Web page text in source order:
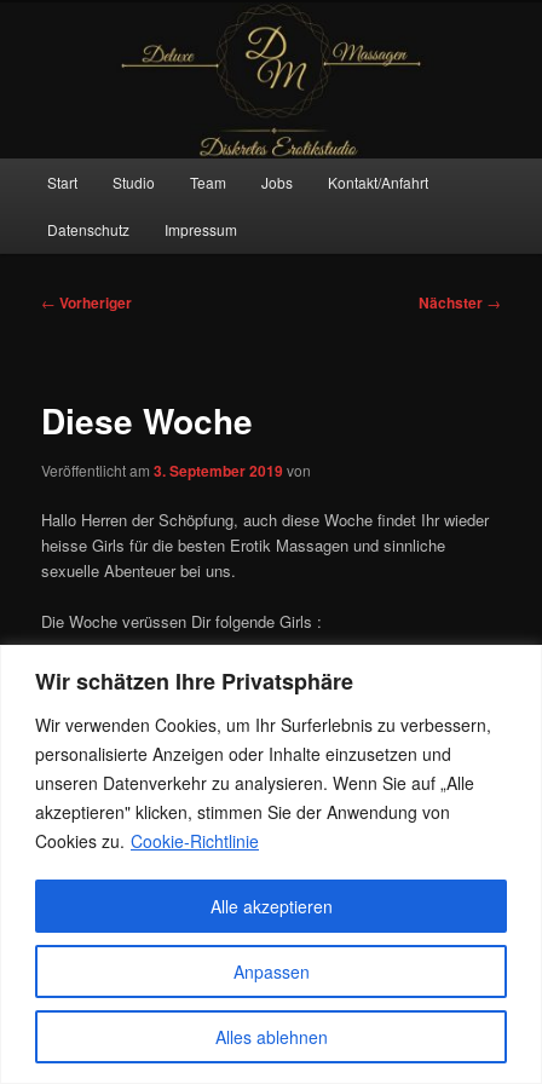
Wir schätzen Ihre Privatsphäre
Wir verwenden Cookies, um Ihr Surferlebnis zu verbessern,
personalisierte Anzeigen oder Inhalte einzusetzen und
unseren Datenverkehr zu analysieren. Wenn Sie auf „Alle
akzeptieren" klicken, stimmen Sie der Anwendung von
Cookies zu. Cookie-Richtlinie
Anpassen
Alles ablehnen
Alle akzeptieren
Deluxe Massagen And More
Start Studio Team Jobs Kontakt/Anfahrt
Datenschutz Impressum
Beitragsnavigation
← Vorheriger Nächster →
Diese Woche
Veröffentlicht am3. September 2019von
Hallo Herren der Schöpfung, auch diese Woche findet Ihr wieder
heisse Girls für die besten Erotik Massagen und sinnliche
sexuelle Abenteuer bei uns.
Die Woche verüssen Dir folgende Girls :
Alex, Claudia bis Freitag, Coco Fr + Sa, Jenny Mo + Die, Milana
bis Donnerstag, Melissa, Rocio, Sara Und Sweet sexy Laura
Die Tagesaktuelle Erreichbarkeit geben wir gerne am Telefon
bekannt unter Tel.: 0151-17933303
Dieser Eintrag wurde vonJackyunter Allgemeinveröffentlicht. Setze
ein Lesezeichen für denPermalink
Datenschutz Stolz präsentiert von WordPress